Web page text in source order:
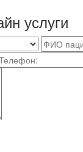
услуги